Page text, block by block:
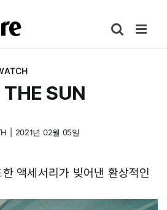
SUN
2021년 02월 05일
액세서리가 빚어낸 환상적인